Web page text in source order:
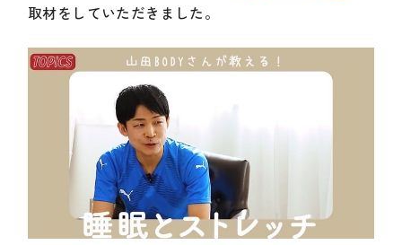
取材をしていただきました。